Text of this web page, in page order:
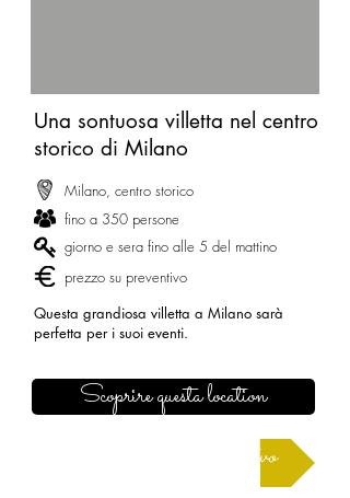
Una sontuosa villetta nel centro
storico di Milano
Milano, centro storico
fino a 350 persone
giorno e sera fino alle 5 del mattino
prezzo su preventivo
Questa grandiosa villetta a Milano sarà
perfetta per i suoi eventi.
Scoprire questa location
Richiedere un preventivo